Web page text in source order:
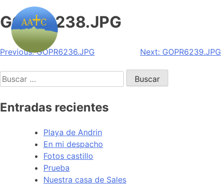
GOPR6238.JPG
Navegación
de
entradas
Previous: GOPR6236.JPG Next: GOPR6239.JPG
Buscar:
Entradas recientes
Playa de Andrin
En mi despacho
Fotos castillo
Prueba
Nuestra casa de Sales